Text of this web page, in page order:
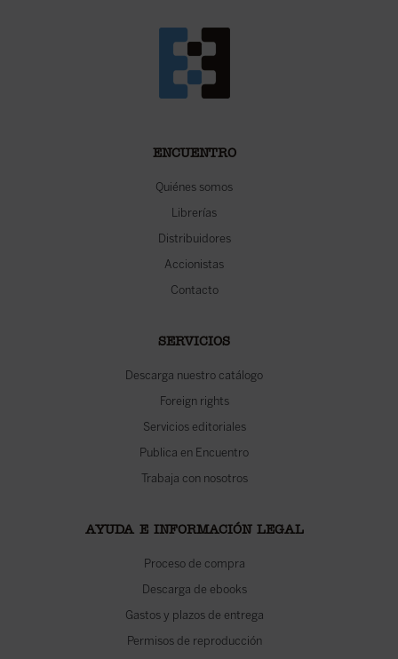
ENCUENTRO
Quiénes somos
Librerías
Distribuidores
Accionistas
Contacto
SERVICIOS
Descarga nuestro catálogo
Foreign rights
Servicios editoriales
Publica en Encuentro
Trabaja con nosotros
AYUDA E INFORMACIÓN LEGAL
Proceso de compra
Descarga de ebooks
Gastos y plazos de entrega
Permisos de reproducción